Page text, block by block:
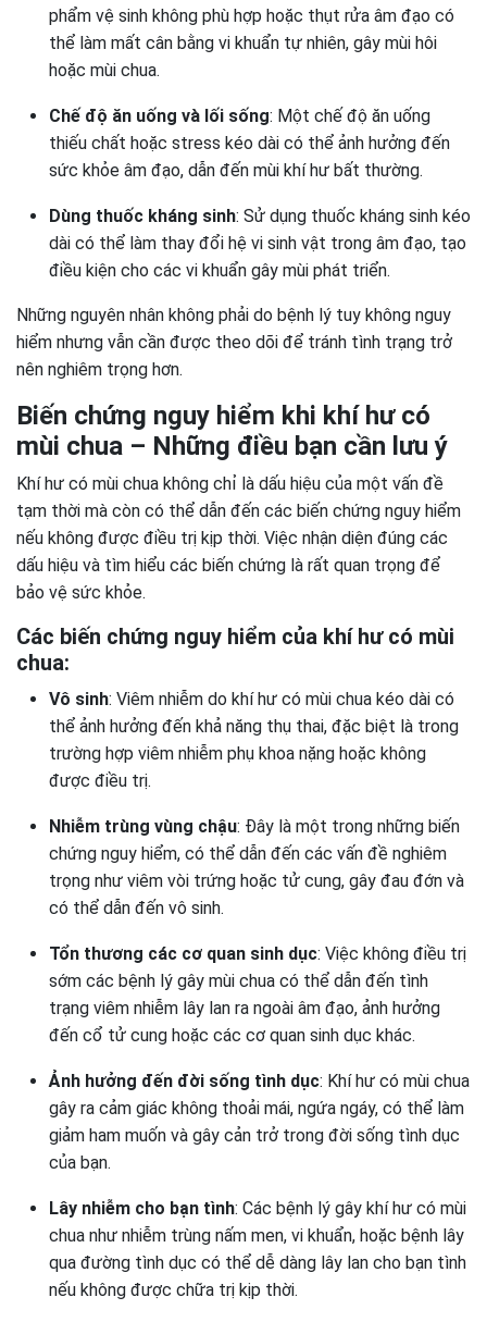
phẩm vệ sinh không phù hợp hoặc thụt rửa âm đạo có
thể làm mất cân bằng vi khuẩn tự nhiên, gây mùi hôi
hoặc mùi chua.
Chế độ ăn uống và lối sống: Một chế độ ăn uống
thiếu chất hoặc stress kéo dài có thể ảnh hưởng đến
sức khỏe âm đạo, dẫn đến mùi khí hư bất thường.
Dùng thuốc kháng sinh: Sử dụng thuốc kháng sinh kéo
dài có thể làm thay đổi hệ vi sinh vật trong âm đạo, tạo
điều kiện cho các vi khuẩn gây mùi phát triển.
Những nguyên nhân không phải do bệnh lý tuy không nguy
hiểm nhưng vẫn cần được theo dõi để tránh tình trạng trở
nên nghiêm trọng hơn.
Biến chứng nguy hiểm khi khí hư có
mùi chua – Những điều bạn cần lưu ý
Khí hư có mùi chua không chỉ là dấu hiệu của một vấn đề
tạm thời mà còn có thể dẫn đến các biến chứng nguy hiểm
nếu không được điều trị kịp thời. Việc nhận diện đúng các
dấu hiệu và tìm hiểu các biến chứng là rất quan trọng để
bảo vệ sức khỏe.
Các biến chứng nguy hiểm của khí hư có mùi
chua:
Vô sinh: Viêm nhiễm do khí hư có mùi chua kéo dài có
thể ảnh hưởng đến khả năng thụ thai, đặc biệt là trong
trường hợp viêm nhiễm phụ khoa nặng hoặc không
được điều trị.
Nhiễm trùng vùng chậu: Đây là một trong những biến
chứng nguy hiểm, có thể dẫn đến các vấn đề nghiêm
trọng như viêm vòi trứng hoặc tử cung, gây đau đớn và
có thể dẫn đến vô sinh.
Tổn thương các cơ quan sinh dục: Việc không điều trị
sớm các bệnh lý gây mùi chua có thể dẫn đến tình
trạng viêm nhiễm lây lan ra ngoài âm đạo, ảnh hưởng
đến cổ tử cung hoặc các cơ quan sinh dục khác.
Ảnh hưởng đến đời sống tình dục: Khí hư có mùi chua
gây ra cảm giác không thoải mái, ngứa ngáy, có thể làm
giảm ham muốn và gây cản trở trong đời sống tình dục
của bạn.
Lây nhiễm cho bạn tình: Các bệnh lý gây khí hư có mùi
chua như nhiễm trùng nấm men, vi khuẩn, hoặc bệnh lây
qua đường tình dục có thể dễ dàng lây lan cho bạn tình
nếu không được chữa trị kịp thời.